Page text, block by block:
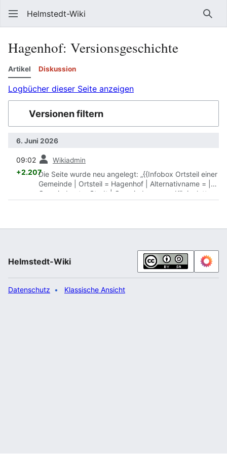
Helmstedt-Wiki
Hagenhof: Versionsgeschichte
Artikel Diskussion
Logbücher dieser Seite anzeigen
Versionen filtern
6. Juni 2026
09:02 Wikiadmin
+2.207Die Seite wurde neu angelegt: „{{Infobox Ortsteil einer
Gemeinde | Ortsteil = Hagenhof | Alternativname = |
Gemeindeart = Stadt | Gemeindename = Königslutter
am Elm | Alternativanzeige-Gemeindename = |
10/51/25.5/O | Bundesland = Niedersachsen | Höhe =
Helmstedt-Wiki
Datenschutz Klassische Ansicht